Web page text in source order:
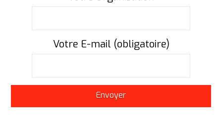
Votre E-mail (obligatoire)